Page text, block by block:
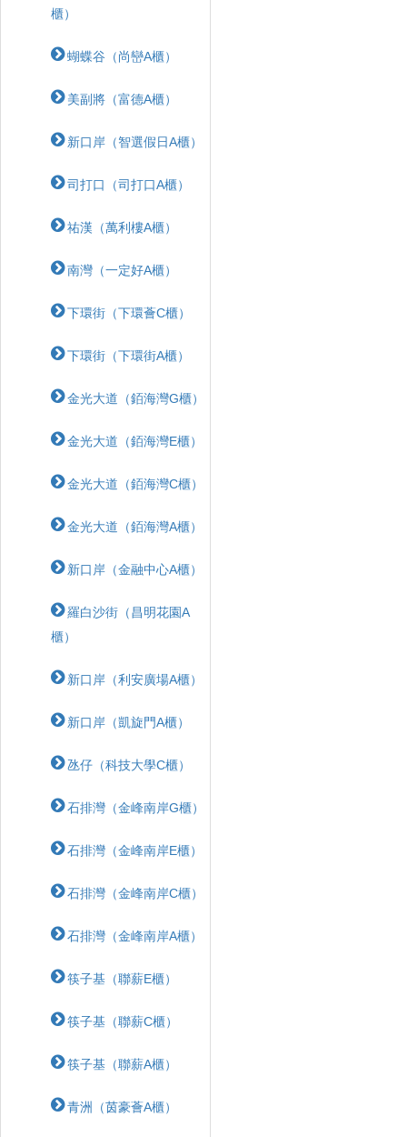
櫃）
蝴蝶⾕（尚巒A櫃）
美副將（富德A櫃）
新口岸（智選假日A櫃）
司打口（司打口A櫃）
祐漢（萬利樓A櫃）
南灣（一定好A櫃）
下環街（下環薈C櫃）
下環街（下環街A櫃）
金光大道（銆海灣G櫃）
金光大道（銆海灣E櫃）
金光大道（銆海灣C櫃）
金光大道（銆海灣A櫃）
新口岸（金融中心A櫃）
羅白沙街（昌明花園A
櫃）
新口岸（利安廣場A櫃）
新口岸（凱旋門A櫃）
氹仔（科技大學C櫃）
石排灣（金峰南岸G櫃）
石排灣（金峰南岸E櫃）
石排灣（金峰南岸C櫃）
石排灣（金峰南岸A櫃）
筷子基（聯薪E櫃）
筷子基（聯薪C櫃）
筷子基（聯薪A櫃）
青洲（茵豪薈A櫃）